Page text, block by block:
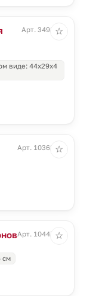
Арт. 3498.30
виде: 44х29х4
☆
Арт. 10363.30
☆
Арт. 10447.10
см
☆